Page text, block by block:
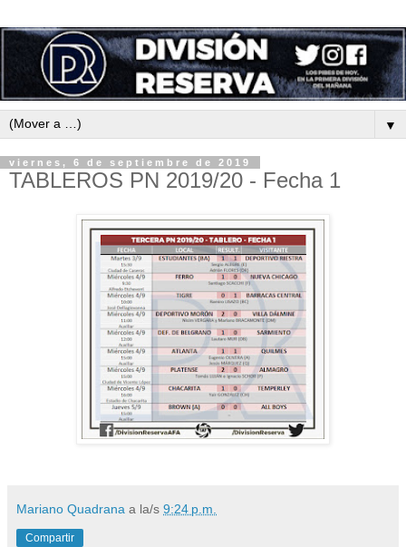
▼
viernes, 6 de septiembre de 2019
TABLEROS PN 2019/20 - Fecha 1
Mariano Quadrana a la/s 9:24 p.m.
Compartir